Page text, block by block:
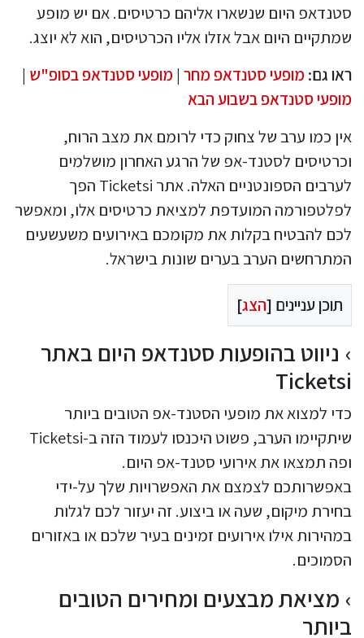
סטנדאפ היום שנשארו אליהם כרטיסים. אם יש מופע
שמתקיים היום אבל אזלו אליו הכרטיסים, הוא לא יוצג.
ראו גם: מופעי סטנדאפ מחר | מופעי סטנדאפ בסופ"ש |
מופעי סטנדאפ בשבוע הבא
אין כמו ערב של צחוק כדי לרומם את מצב הרוח,
וכרטיסים לסטנד-אפ של הרגע האחרון מושלמים
לערבים הספונטניים האלה. אתר Ticketsi הפך
לפלטפורמה המועדפת למציאת כרטיסים אלו, ומאפשר
לכם להבטיח בקלות את מקומכם באירועים משעשעים
המתרחשים הערב בערים שונות בישראל.
תוכן עניינים [הצג]
ניווט בהופעות סטנדאפ היום באתר
Ticketsi
כדי למצוא את מופעי הסטנד-אפ הטובים ביותר
שיתקיימו הערב, פשוט היכנסו לעמוד הזה ב-Ticketsi
ופה תמצאו את אירועי סטנד-אפ היום.
באפשרותכם לצמצם את האפשרויות שלך על-ידי
בחירת מיקום, שעה או ביצוע. זה יעזור לכם לגלות
במהירות אילו אירועים זמינים בעיר שלכם או באזורים
הסמוכים.
מציאת מבצעים ומחירים הטובים
ביותר